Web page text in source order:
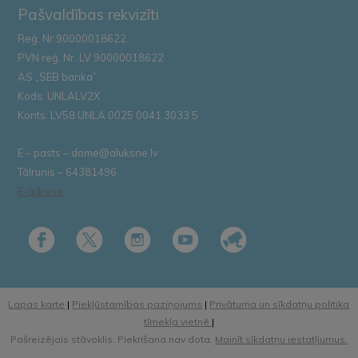
Pašvaldības rekvizīti
Reģ. Nr.90000018622
PVN reģ. Nr. LV 90000018622
AS „SEB banka”
Kods: UNLALV2X
Konts: LV58 UNLA 0025 0041 3033 5
E – pasts – dome@aluksne.lv
Tālrunis – 64381496
E-adrese
Lapas karte | Piekļūstamības paziņojums | Privātuma un sīkdatņu politika
tīmekļa vietnē |
Pašreizējais stāvoklis: Piekrišana nav dota. Mainīt sīkdatņu iestatījumus.